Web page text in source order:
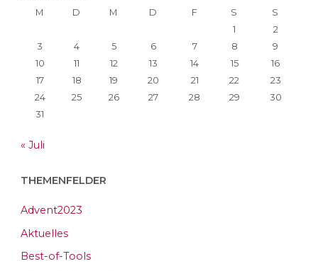
M
D M D F S
S
1
2
3
4 5 6 7 8
9
10
11 12 13 14 15
16
17
18 19 20 21 22
23
24
25 26 27 28 29
30
31
« Juli
THEMENFELDER
Advent2023
Aktuelles
Best-of-Tools